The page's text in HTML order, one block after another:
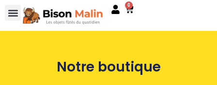
0
Notre boutique